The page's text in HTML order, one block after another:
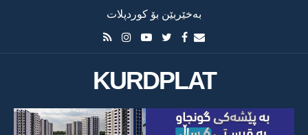
بەخێربێن بۆ کوردپلات
KURDPLAT